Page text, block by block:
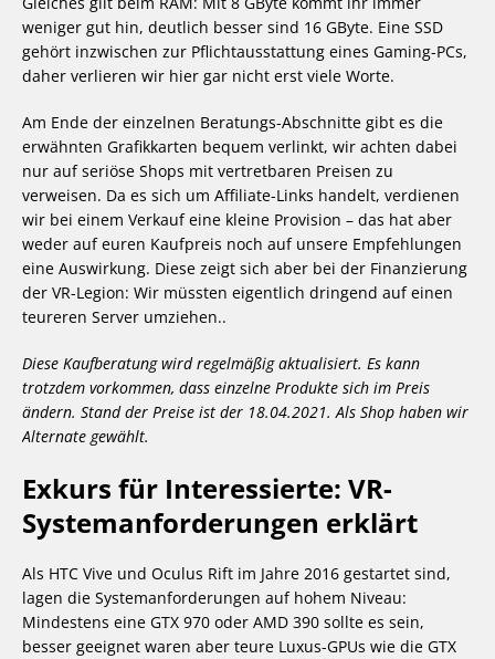
weniger gut hin, deutlich besser sind 16 GByte. Eine SSD
gehört inzwischen zur Pflichtausstattung eines Gaming-PCs,
daher verlieren wir hier gar nicht erst viele Worte.
Am Ende der einzelnen Beratungs-Abschnitte gibt es die
erwähnten Grafikkarten bequem verlinkt, wir achten dabei
nur auf seriöse Shops mit vertretbaren Preisen zu
verweisen. Da es sich um Affiliate-Links handelt, verdienen
wir bei einem Verkauf eine kleine Provision – das hat aber
weder auf euren Kaufpreis noch auf unsere Empfehlungen
eine Auswirkung. Diese zeigt sich aber bei der Finanzierung
der VR-Legion: Wir müssten eigentlich dringend auf einen
teureren Server umziehen..
Diese Kaufberatung wird regelmäßig aktualisiert. Es kann
trotzdem vorkommen, dass einzelne Produkte sich im Preis
ändern. Stand der Preise ist der 18.04.2021. Als Shop haben wir
Alternate gewählt.
Exkurs für Interessierte: VR-
Systemanforderungen erklärt
Als HTC Vive und Oculus Rift im Jahre 2016 gestartet sind,
lagen die Systemanforderungen auf hohem Niveau:
Mindestens eine GTX 970 oder AMD 390 sollte es sein,
besser geeignet waren aber teure Luxus-GPUs wie die GTX